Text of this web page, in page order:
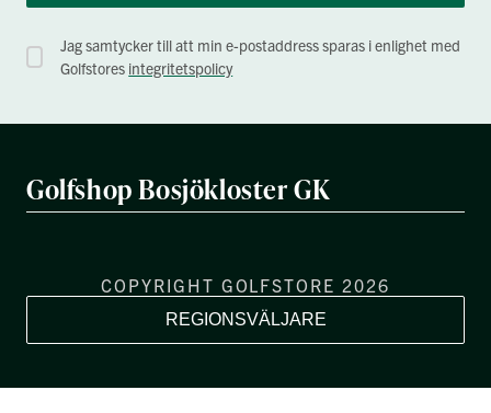
Jag samtycker till att min e-postaddress sparas i enlighet med
Golfstores integritetspolicy
Golfshop Bosjökloster GK
COPYRIGHT GOLFSTORE 2026
REGIONSVÄLJARE